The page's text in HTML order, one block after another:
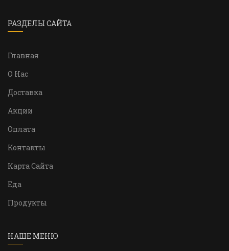
РАЗДЕЛЫ САЙТА
Главная
О Нас
Доставка
Акции
Оплата
Контакты
Карта Сайта
Еда
Продукты
НАШЕ МЕНЮ